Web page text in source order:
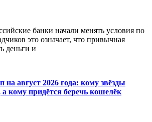
банки начали менять условия по
это означает, что привычная
деньги и
на август 2026 года: кому звёзды
кому придётся беречь кошелёк